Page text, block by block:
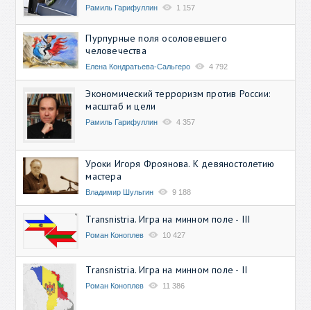
Рамиль Гарифуллин 1 157
Пурпурные поля осоловевшего
человечества
Елена Кондратьева-Сальгеро 4 792
Экономический терроризм против России:
масштаб и цели
Рамиль Гарифуллин 4 357
Уроки Игоря Фроянова. К девяностолетию
мастера
Владимир Шульгин 9 188
Transnistria. Игра на минном поле - III
Роман Коноплев 10 427
Transnistria. Игра на минном поле - II
Роман Коноплев 11 386